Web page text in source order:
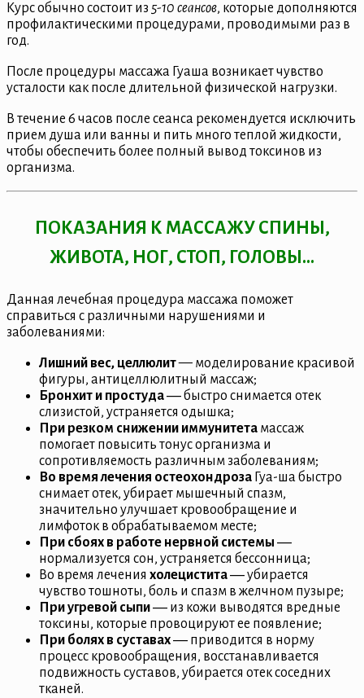
Курс обычно состоит из 5-10 сеансов, которые дополняются
профилактическими процедурами, проводимыми раз в
год.
После процедуры массажа Гуаша возникает чувство
усталости как после длительной физической нагрузки.
В течение 6 часов после сеанса рекомендуется исключить
прием душа или ванны и пить много теплой жидкости,
чтобы обеспечить более полный вывод токсинов из
организма.
ПОКАЗАНИЯ К МАССАЖУ СПИНЫ,
ЖИВОТА, НОГ, СТОП, ГОЛОВЫ…
Данная лечебная процедура массажа поможет
справиться с различными нарушениями и
заболеваниями:
Лишний вес, целлюлит— моделирование красивой
фигуры, антицеллюлитный массаж;
Бронхит и простуда― быстро снимается отек
слизистой, устраняется одышка;
При резком снижении иммунитета массаж
помогает повысить тонус организма и
сопротивляемость различным заболеваниям;
Во время лечения остеохондроза Гуа-ша быстро
снимает отек, убирает мышечный спазм,
значительно улучшает кровообращение и
лимфоток в обрабатываемом месте;
При сбоях в работе нервной системы ―
нормализуется сон, устраняется бессонница;
Во время лечения холецистита― убирается
чувство тошноты, боль и спазм в желчном пузыре;
При угревой сыпи― из кожи выводятся вредные
токсины, которые провоцируют ее появление;
При болях в суставах― приводится в норму
процесс кровообращения, восстанавливается
подвижность суставов, убирается отек соседних
тканей.